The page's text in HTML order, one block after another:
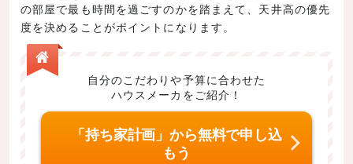
の部屋で最も時間を過ごすのかを踏まえて、天井高の優先
度を決めることがポイントになります。
自分のこだわりや予算に合わせた
ハウスメーカをご紹介！
「持ち家計画」から無料で申し込
もう